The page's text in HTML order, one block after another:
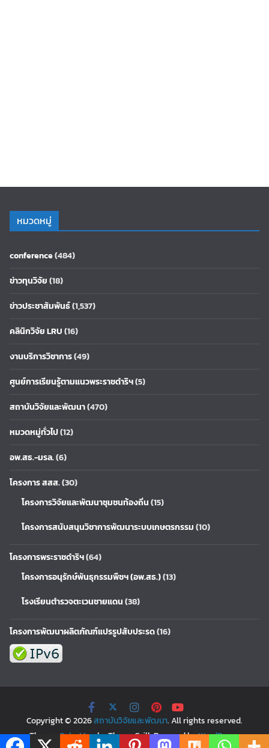
หมวดหมู่
conference(484)
ข่าวทุนวิจัย(18)
ข่าวประชาสัมพันธ์(1,537)
คลินิกวิจัย LRU(16)
งานบริการวิชาการ(49)
ศูนย์การเรียนรู้ตามแนวพระราชดำริฯ(5)
สถาบันวิจัยและพัฒนา(470)
หมวดหมู่ทั่วไป(12)
อพ.สธ.-มรล.(6)
โครงการ สสส.(30)
โครงการวิจัยและพัฒนาชุมชนท้องถิ่น(15)
โครงการสนับสนุนวิชาการพัฒนาระบบเกษตรกรรม(10)
โครงการพระราชดำริฯ(64)
โครงการอนุรักษ์พันธุกรรมพืชฯ (อพ.สธ.)(13)
โรงเรียนตำรวจตะเวนชายแดน(38)
โครงการพัฒนาผลิตภัณฑ์แปรรูปสับประรด(16)
Copyright © 2026สถาบันวิจัยและพัฒนา. All rights reserved.
Theme: ColorMagby ThemeGrill. Powered byWordPress.